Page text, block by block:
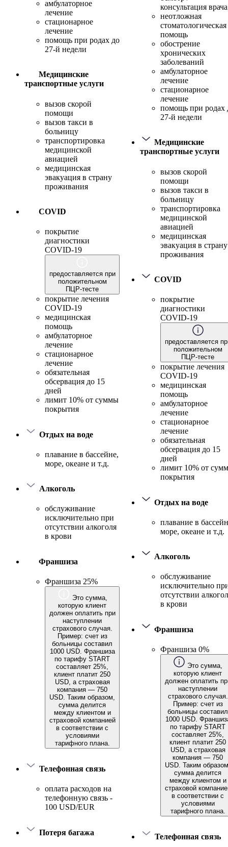
амбулаторное
лечение
стационарное
лечение
помощь при родах до
27-й недели
Медицинские
транспортные услуги
вызов скорой
помощи
вызов такси в
больницу
транспортировка
медицинской
авиацией
медицинская
эвакуация в страну
проживания
COVID
покрытие
диагностики
COVID-19
предоставляется при
положительном
ПЦР-тесте
покрытие лечения
COVID-19
медицинская
помощь
амбулаторное
лечение
стационарное
лечение
обязательная
обсервация до 15
дней
лимит 10% от суммы
покрытия
Отдых на воде
плавание в бассейне,
море, океане и т.д.
Алкоголь
обслуживание
исключительно при
отсутствии алкоголя
в крови
Франшиза
Франшиза 25%
Это сумма,
которую клиент
должен оплатить при
наступлении
страхового случая.
Пример: счет из
больницы составил
1000 USD. Франшиза
по тарифу START
составляет 25%,
клиент платит 250
USD, а страховая
компания — 750
USD. Таким образом,
сумма делится
между клиентом и
страховой компанией
в соответствии с
условиями
тарифного плана.
Телефонная связь
оплата расходов на
телефонную связь -
100 USD/EUR
Потеря багажа
консультация врача
неотложная
стоматологическая
помощь
обострение
хронических
заболеваний
амбулаторное
лечение
стационарное
лечение
помощь при родах
27-й недели
Медицинские
транспортные услуги
вызов скорой
помощи
вызов такси в
больницу
транспортировка
медицинской
авиацией
медицинская
эвакуация в страну
проживания
COVID
покрытие
диагностики
COVID-19
предоставляется
положительном
ПЦР-тесте
покрытие лечения
COVID-19
медицинская
помощь
амбулаторное
лечение
стационарное
лечение
обязательная
обсервация до 15
дней
лимит 10% от
покрытия
Отдых на воде
плавание в
море, океане и т.д.
Алкоголь
обслуживание
исключительно
отсутствии
в крови
Франшиза
Франшиза 0%
Это сумма,
которую клиент
должен оплатить
наступлении
страхового случая.
Пример: счет из
больницы составил
1000 USD.
по тарифу START
составляет 25%,
клиент платит 250
USD, а страховая
компания — 750
USD. Таким
сумма делится
между клиентом и
страховой
в соответствии с
условиями
тарифного плана.
Телефонная связь